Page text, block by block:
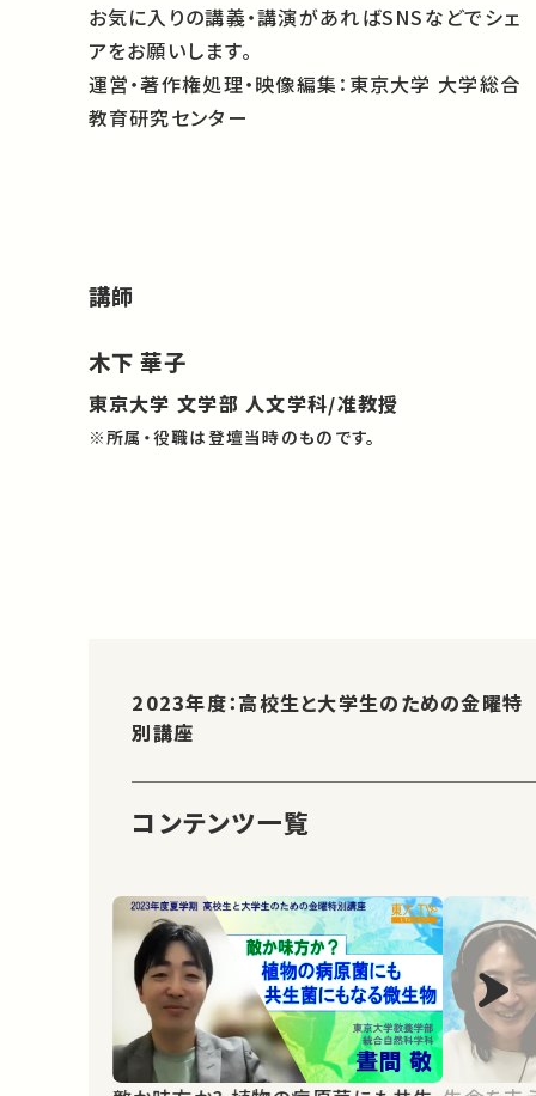
お気に入りの講義・講演があればSNSなどでシェ
アをお願いします。
運営・著作権処理・映像編集：東京大学 大学総合
教育研究センター
講師
木下 華子
東京大学 文学部 人文学科/准教授
※所属・役職は登壇当時のものです。
2023年度：高校生と大学生のための金曜特
別講座
コンテンツ一覧